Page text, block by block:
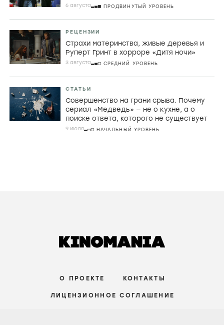
6 августа ПРОДВИНУТЫЙ УРОВЕНЬ
РЕЦЕНЗИИ
Страхи материнства, живые деревья и
Руперт Гринт в хорроре «Дитя ночи»
3 августа СРЕДНИЙ УРОВЕНЬ
СТАТЬИ
Совершенство на грани срыва. Почему
сериал «Медведь» — не о кухне, а о
поиске ответа, которого не существует
9 июля НАЧАЛЬНЫЙ УРОВЕНЬ
О ПРОЕКТЕ КОНТАКТЫ
ЛИЦЕНЗИОННОЕ СОГЛАШЕНИЕ